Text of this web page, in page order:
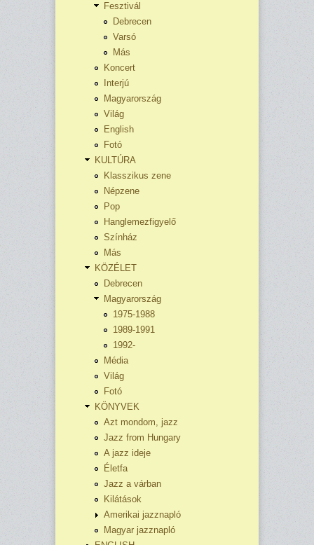
Fesztivál
Debrecen
Varsó
Más
Koncert
Interjú
Magyarország
Világ
English
Fotó
KULTÚRA
Klasszikus zene
Népzene
Pop
Hanglemezfigyelő
Színház
Más
KÖZÉLET
Debrecen
Magyarország
1975-1988
1989-1991
1992-
Média
Világ
Fotó
KÖNYVEK
Azt mondom, jazz
Jazz from Hungary
A jazz ideje
Életfa
Jazz a várban
Kilátások
Amerikai jazznapló
Magyar jazznapló